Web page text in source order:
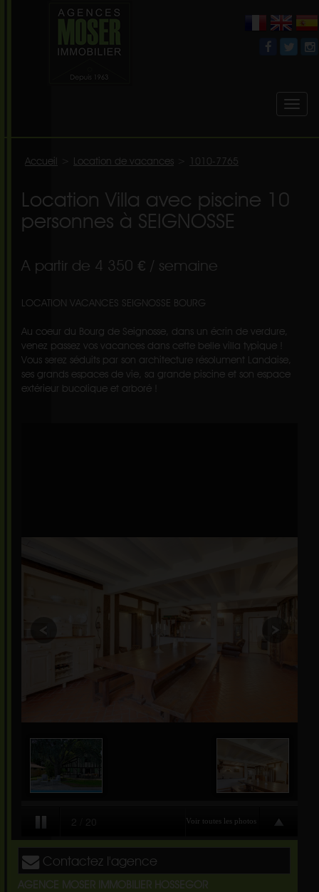
Accueil Location de vacances 1010-7765
Location Villa avec piscine 10
personnes à SEIGNOSSE
A partir de 4 350 € / semaine
LOCATION VACANCES SEIGNOSSE BOURG
Au coeur du Bourg de Seignosse, dans un écrin de verdure,
venez passez vos vacances dans cette belle villa typique !
Vous serez séduits par son architecture résolument Landaise,
ses grands espaces de vie, sa grande piscine et son espace
extérieur bucolique et arboré !
Contactez l'agence
AGENCE MOSER IMMOBILIER HOSSEGOR